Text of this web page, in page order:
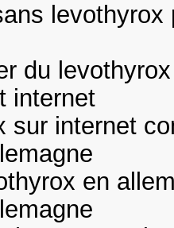
du
internet
sur internet
en